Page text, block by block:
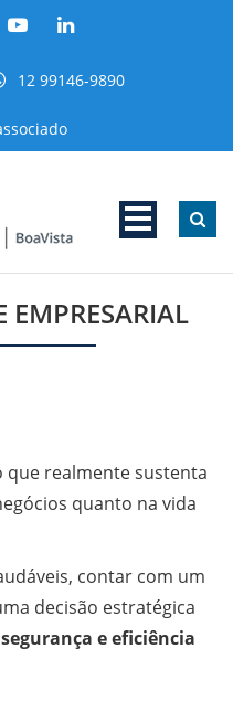
12 99146-9890
EMPRESARIAL
que realmente sustenta
quanto na vida
contar com um
decisão estratégica
e eficiência